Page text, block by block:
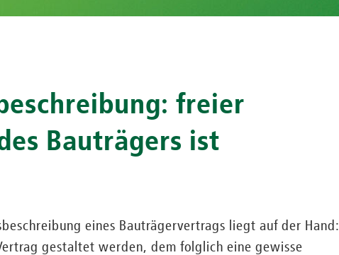
freier
Bauträgers ist
eines Bauträgervertrags liegt auf der Hand:
gestaltet werden, dem folglich eine gewisse